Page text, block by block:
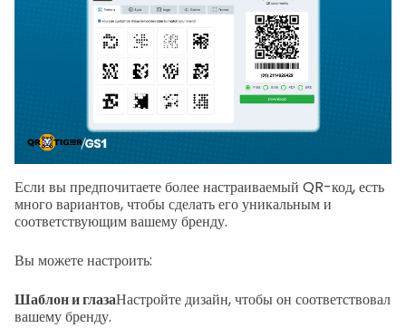
Если вы предпочитаете более настраиваемый QR-код, есть
много вариантов, чтобы сделать его уникальным и
соответствующим вашему бренду.
Вы можете настроить:
Шаблон и глазаНастройте дизайн, чтобы он соответствовал
вашему бренду.